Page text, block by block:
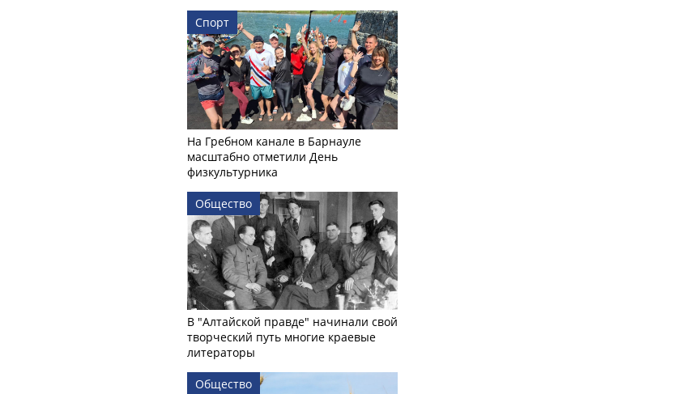
Спорт
На Гребном канале в Барнауле
масштабно отметили День
физкультурника
Общество
В "Алтайской правде" начинали свой
творческий путь многие краевые
литераторы
Общество